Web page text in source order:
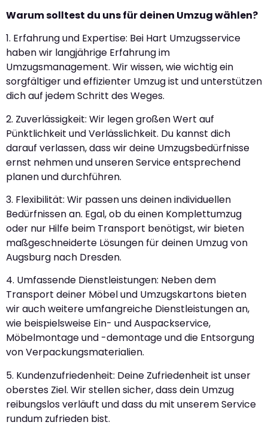
Warum solltest du uns für deinen Umzug wählen?
1. Erfahrung und Expertise: Bei Hart Umzugsservice
haben wir langjährige Erfahrung im
Umzugsmanagement. Wir wissen, wie wichtig ein
sorgfältiger und effizienter Umzug ist und unterstützen
dich auf jedem Schritt des Weges.
2. Zuverlässigkeit: Wir legen großen Wert auf
Pünktlichkeit und Verlässlichkeit. Du kannst dich
darauf verlassen, dass wir deine Umzugsbedürfnisse
ernst nehmen und unseren Service entsprechend
planen und durchführen.
3. Flexibilität: Wir passen uns deinen individuellen
Bedürfnissen an. Egal, ob du einen Komplettumzug
oder nur Hilfe beim Transport benötigst, wir bieten
maßgeschneiderte Lösungen für deinen Umzug von
Augsburg nach Dresden.
4. Umfassende Dienstleistungen: Neben dem
Transport deiner Möbel und Umzugskartons bieten
wir auch weitere umfangreiche Dienstleistungen an,
wie beispielsweise Ein- und Auspackservice,
Möbelmontage und -demontage und die Entsorgung
von Verpackungsmaterialien.
5. Kundenzufriedenheit: Deine Zufriedenheit ist unser
oberstes Ziel. Wir stellen sicher, dass dein Umzug
reibungslos verläuft und dass du mit unserem Service
rundum zufrieden bist.